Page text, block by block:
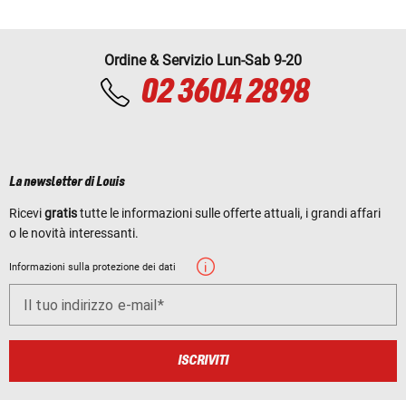
Ordine & Servizio Lun-Sab 9-20
02 3604 2898
La newsletter di Louis
Ricevigratistutte le informazioni sulle offerte attuali, i grandi affari
o le novità interessanti.
Informazioni sulla protezione dei dati
Il tuo indirizzo e-mail
ISCRIVITI